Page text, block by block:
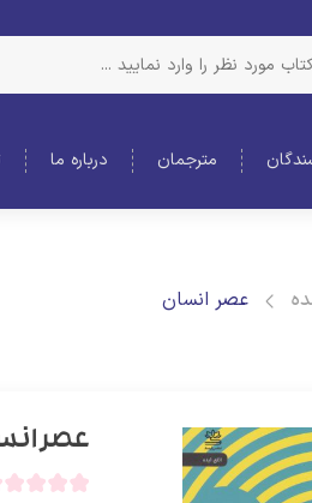
مترجمان درباره ما
عصر انسان
عصر